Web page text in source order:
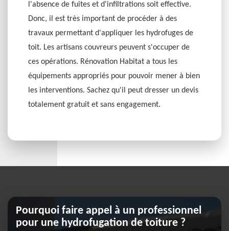
l'absence de fuites et d'infiltrations soit effective.
Donc, il est très important de procéder à des
travaux permettant d'appliquer les hydrofuges de
toit. Les artisans couvreurs peuvent s'occuper de
ces opérations. Rénovation Habitat a tous les
équipements appropriés pour pouvoir mener à bien
les interventions. Sachez qu'il peut dresser un devis
totalement gratuit et sans engagement.
Pourquoi faire appel à un professionnel
pour une hydrofugation de toiture ?